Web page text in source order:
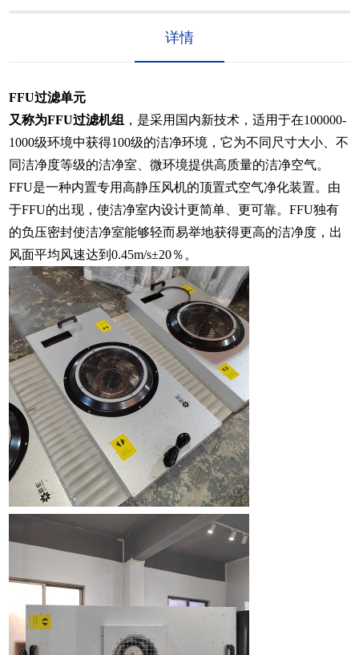
详情
FFU过滤单元
又称为FFU过滤机组 ，是采用国内新技术，适用于在100000-
1000级环境中获得100级的洁净环境，它为不同尺寸大小、不
同洁净度等级的洁净室、微环境提供高质量的洁净空气。
FFU是一种内置专用高静压风机的顶置式空气净化装置。由
于FFU的出现，使洁净室内设计更简单、更可靠。FFU独有
的负压密封使洁净室能够轻而易举地获得更高的洁净度，出
风面平均风速达到0.45m/s±20％。